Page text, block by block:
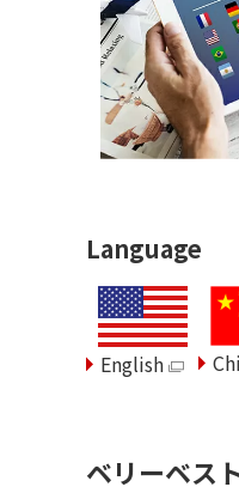
Language
English
ベリーベス